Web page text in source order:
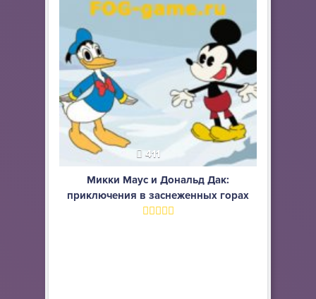
411
Микки Маус и Дональд Дак:
приключения в заснеженных горах